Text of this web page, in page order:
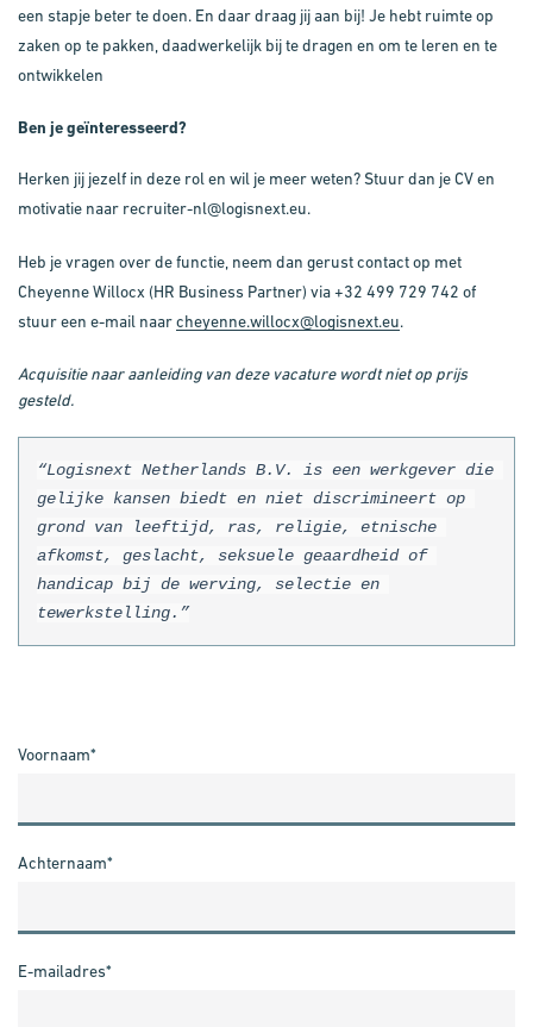
een stapje beter te doen. En daar draag jij aan bij! Je hebt ruimte op
zaken op te pakken, daadwerkelijk bij te dragen en om te leren en te
ontwikkelen
Ben je geïnteresseerd?
Herken jij jezelf in deze rol en wil je meer weten? Stuur dan je CV en
motivatie naar recruiter-nl@logisnext.eu.
Heb je vragen over de functie, neem dan gerust contact op met
Cheyenne Willocx (HR Business Partner) via +32 499 729 742 of
stuur een e-mail naarcheyenne.willocx@logisnext.eu.
Acquisitie naar aanleiding van deze vacature wordt niet op prijs
gesteld.
“Logisnext Netherlands B.V. is een werkgever die
gelijke kansen biedt en niet discrimineert op
grond van leeftijd, ras, religie, etnische
afkomst, geslacht, seksuele geaardheid of
handicap bij de werving, selectie en
tewerkstelling.”
Voornaam*
Achternaam*
E-mailadres*